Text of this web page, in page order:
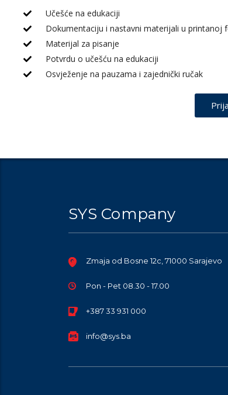
Učešće na edukaciji
Dokumentaciju i nastavni materijali u printanoj
Materijal za pisanje
Potvrdu o učešću na edukaciji
Osvježenje na pauzama i zajednički ručak
SYS Company
Zmaja od Bosne 12c, 71000 Sarajevo
Pon - Pet 08.30 - 17.00
+387 33 931 000
info@sys.ba